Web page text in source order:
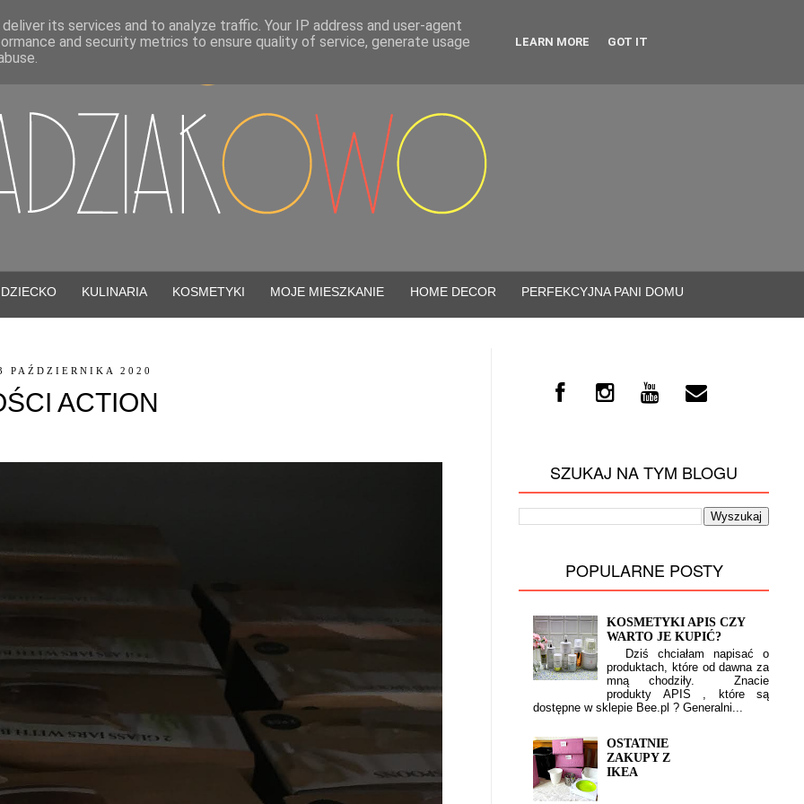
DZIECKO KULINARIA KOSMETYKI MOJE MIESZKANIE HOME DECOR PERFEKCYJNA PANI DOMU
PAŹDZIERNIKA 2020
ACTION
SZUKAJ NA TYM BLOGU
POPULARNE POSTY
KOSMETYKI APIS CZY
WARTO JE KUPIĆ?
Dziś chciałam napisać o
produktach, które od dawna za
mną chodziły. Znacie
produkty APIS , które są
dostępne w sklepie Bee.pl ? Generalni...
OSTATNIE
ZAKUPY Z
IKEA
its services and to analyze traffic. Your IP address and user-agent
and security metrics to ensure quality of service, generate usage
LEARN MORE GOT IT